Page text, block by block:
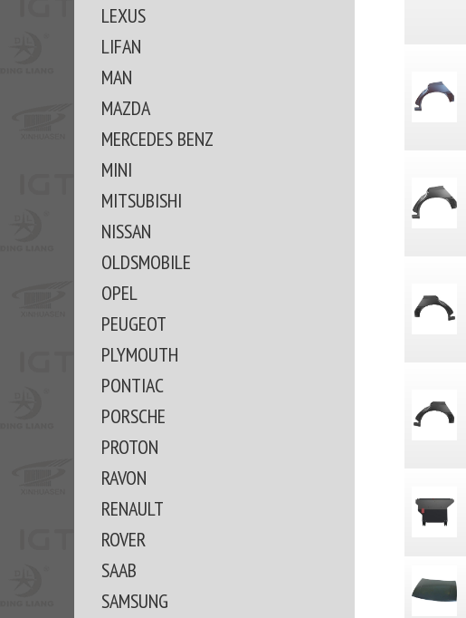
LEXUS
LIFAN
MAN
MAZDA
MERCEDES BENZ
MINI
MITSUBISHI
NISSAN
OLDSMOBILE
OPEL
PEUGEOT
PLYMOUTH
PONTIAC
PORSCHE
PROTON
RAVON
RENAULT
ROVER
SAAB
SAMSUNG